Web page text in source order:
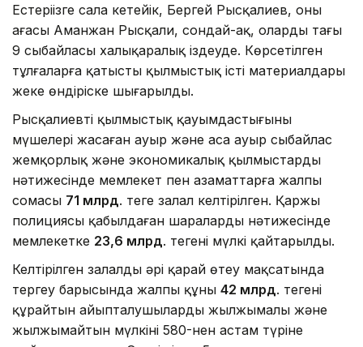
Естеріңізге сала кетейік, Бергей Рысқалиев, оның
ағасы Аманжан Рысқали, сондай-ақ, олардың тағы
9 сыбайласы халықаралық іздеуде. Көрсетілген
тұлғаларға қатысты қылмыстық істің материалдары
жеке өндіріске шығарылды.
Рысқалиевтің қылмыстық қауымдастығының
мүшелері жасаған ауыр және аса ауыр сыбайлас
жемқорлық және экономикалық қылмыстардың
нәтижесінде мемлекет пен азаматтарға жалпы
сомасы 71 млрд. теңге залал келтірілген. Қаржы
полициясы қабылдаған шаралардың нәтижесінде
мемлекетке 23,6 млрд. теңгенің мүлкі қайтарылды.
Келтірілген залалды әрі қарай өтеу мақсатында
тергеу барысында жалпы құны 42 млрд. теңгені
құрайтын айыпталушылардың жылжымалы және
жылжымайтын мүлкінің 580-нен астам түріне